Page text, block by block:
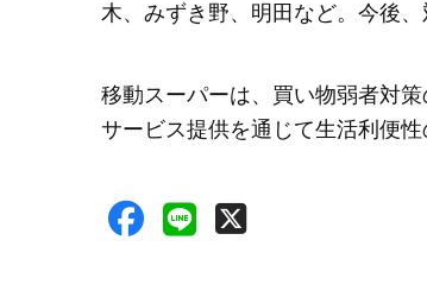
木、みずき野、明田など。今後
移動スーパーは、買い物弱者対
サービス提供を通じて生活利便性